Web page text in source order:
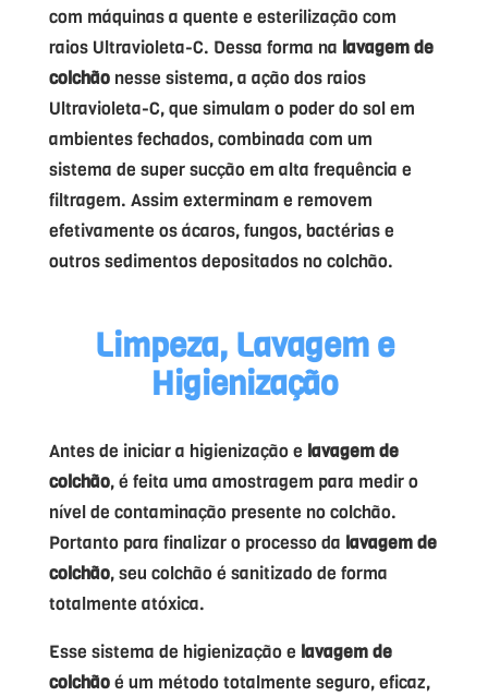
com máquinas a quente e esterilização com
raios Ultravioleta-C. Dessa forma na lavagem de
colchãonesse sistema, a ação dos raios
Ultravioleta-C, que simulam o poder do sol em
ambientes fechados, combinada com um
sistema de super sucção em alta frequência e
filtragem. Assim exterminam e removem
efetivamente os ácaros, fungos, bactérias e
outros sedimentos depositados no colchão.
Limpeza, Lavagem e
Higienização
Antes de iniciar a higienização e lavagem de
colchão, é feita uma amostragem para medir o
nível de contaminação presente no colchão.
Portanto para finalizar o processo da lavagem de
colchão, seu colchão é sanitizado de forma
totalmente atóxica.
Esse sistema de higienização e lavagem de
colchãoé um método totalmente seguro, eficaz,